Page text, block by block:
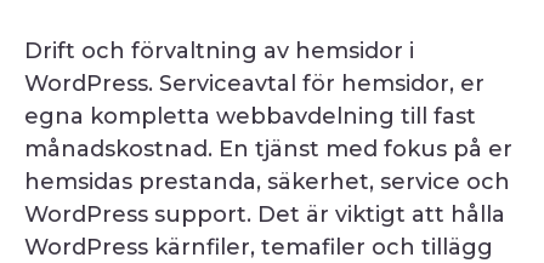
Drift och förvaltning av hemsidor i
WordPress. Serviceavtal för hemsidor, er
egna kompletta webbavdelning till fast
månadskostnad. En tjänst med fokus på er
hemsidas prestanda, säkerhet, service och
WordPress support. Det är viktigt att hålla
WordPress kärnfiler, temafiler och tillägg